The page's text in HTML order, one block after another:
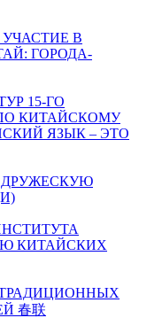
В
ГОРОДА-
15-ГО
КИТАЙСКОМУ
ЯЗЫК – ЭТО
КИТАЙСКИХ
春联